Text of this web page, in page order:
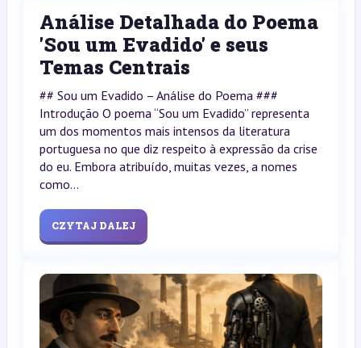
Análise Detalhada do Poema
'Sou um Evadido' e seus
Temas Centrais
## Sou um Evadido – Análise do Poema ###
Introdução O poema “Sou um Evadido” representa
um dos momentos mais intensos da literatura
portuguesa no que diz respeito à expressão da crise
do eu. Embora atribuído, muitas vezes, a nomes
como...
CZYTAJ DALEJ